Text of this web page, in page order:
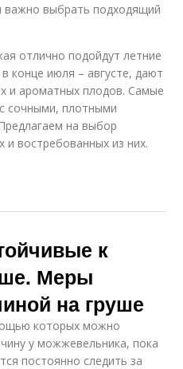
важно выбрать подходящий
отлично подойдут летние
конце июля – августе, дают
и ароматных плодов. Самые
сочными, плотными
на выбор
и востребованных из них.
к
Меры
на груше
которых можно
у можжевельника, пока
постоянно следить за